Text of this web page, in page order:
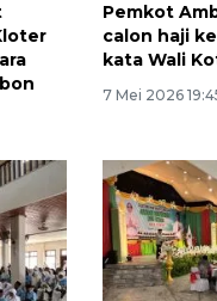
Pemkot
calon haji
kata Wali
7 Mei 2026